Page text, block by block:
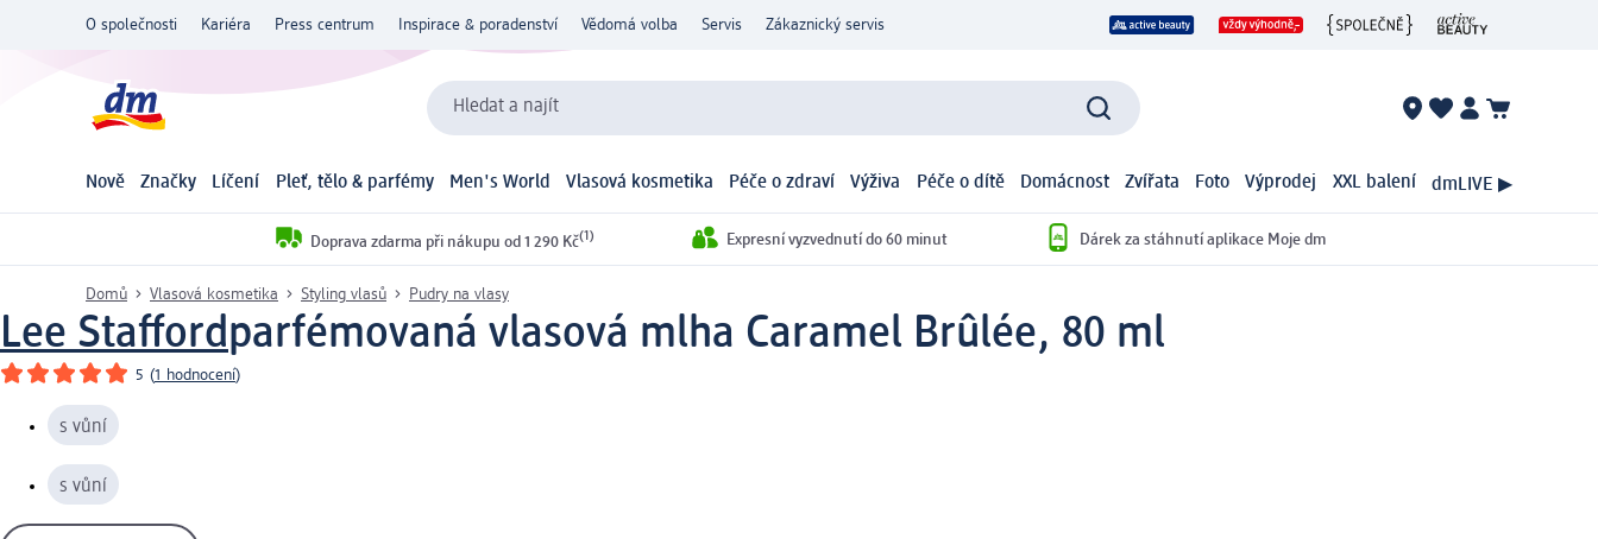
O společnosti Kariéra Press centrum Inspirace & poradenství Vědomá volba Servis Zákaznický servis
Hledat a najít
Nově Značky Líčení Pleť, tělo & parfémy Men's World Vlasová kosmetika Péče o zdraví Výživa Péče o dítě Domácnost Zvířata Foto Výprodej XXL balení dmLIVE ▶
Doprava zdarma při nákupu od 1 290 Kč(1) Expresní vyzvednutí do 60 minut Dárek za stáhnutí aplikace Moje dm
Domů Vlasová kosmetika Styling vlasů Pudry na vlasy
Lee Staffordparfémovaná vlasová mlha Caramel Brûlée, 80 ml
5 (1 hodnocení)
s vůní
s vůní